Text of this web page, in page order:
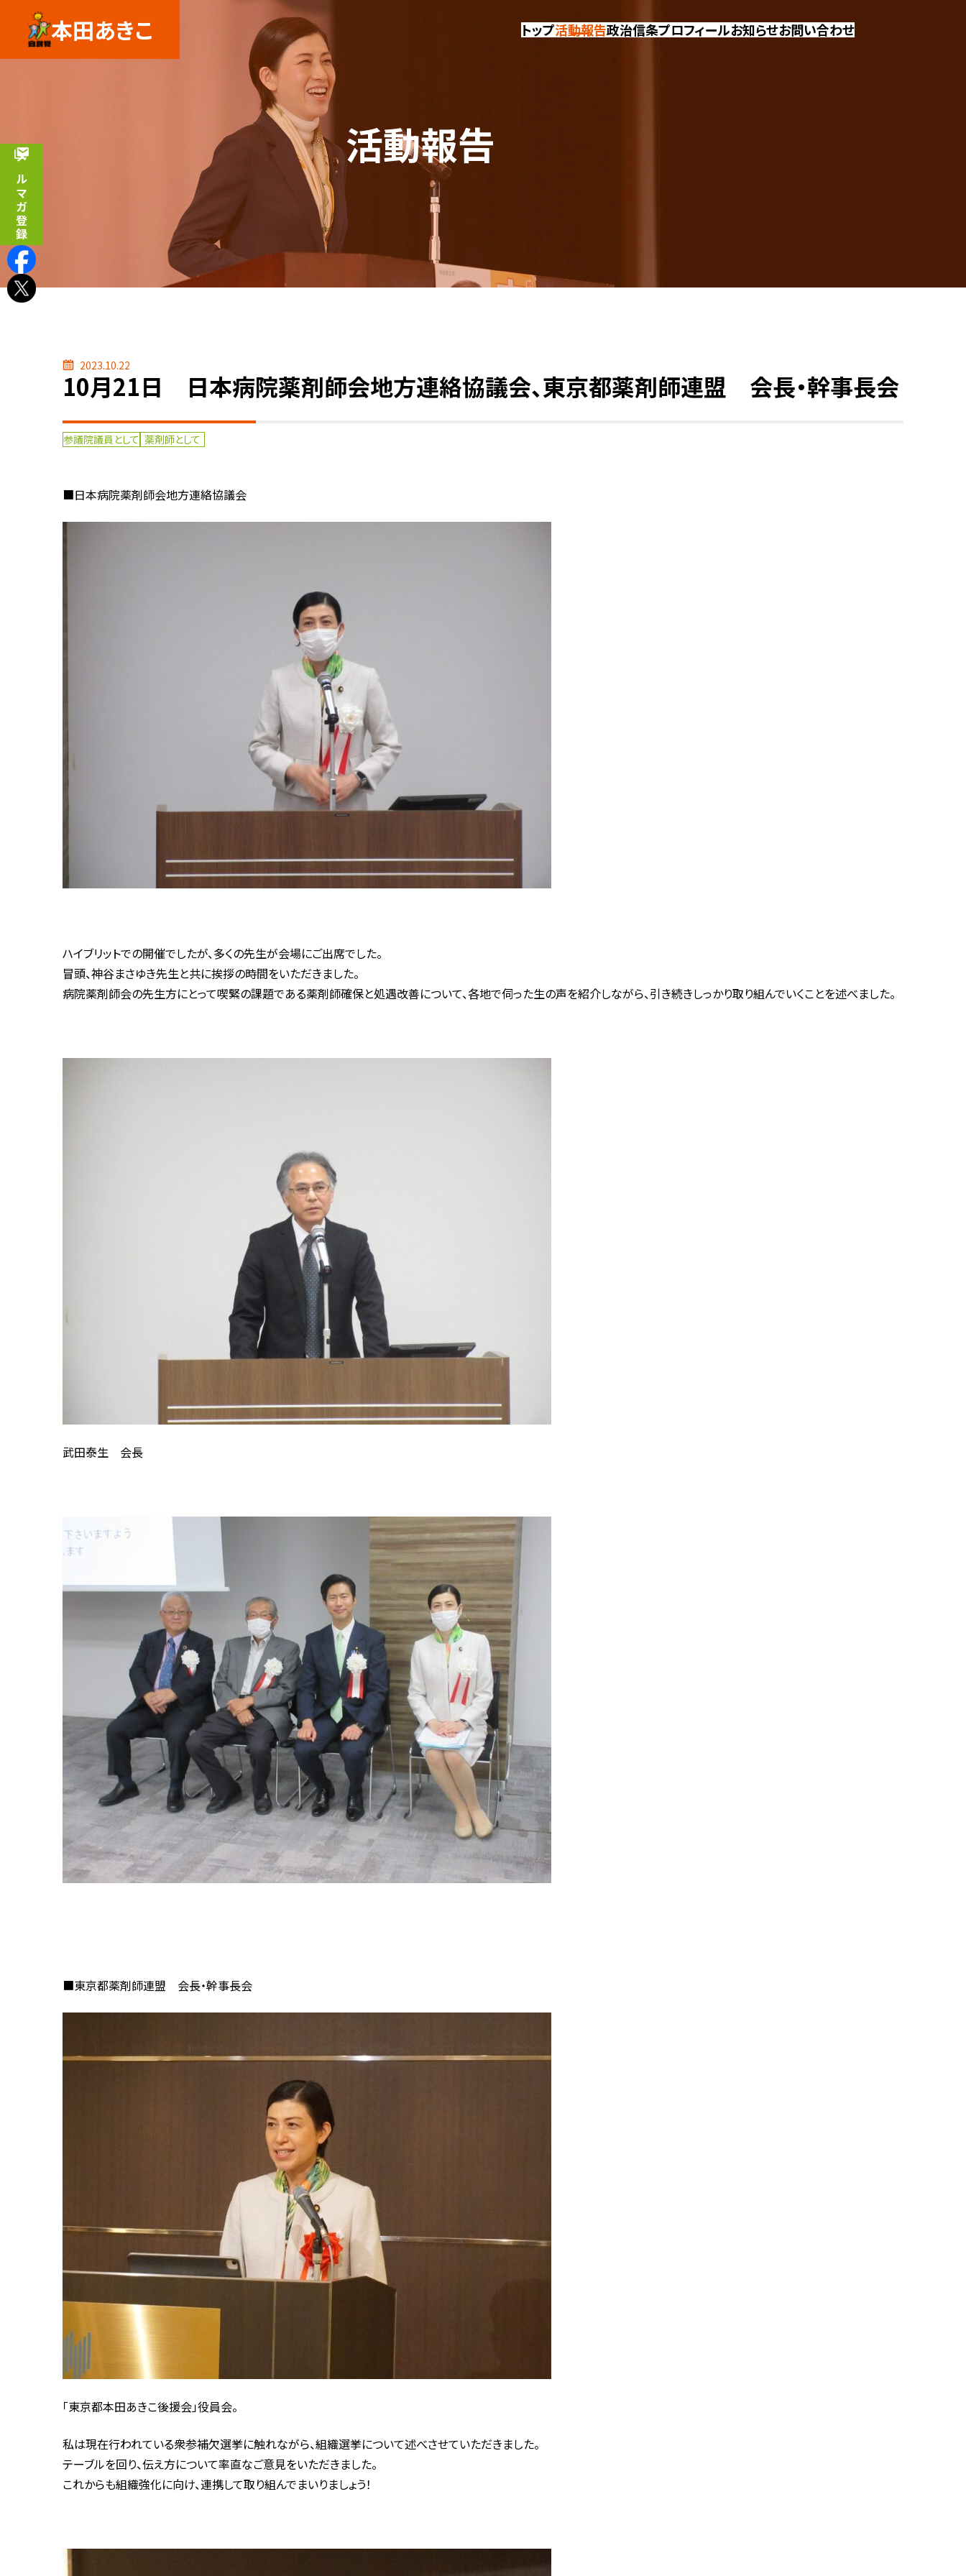
本田あきこ トップ活動報告政治信条プロフィールお知らせお問い合わせ
活動報告
メルマガ登録
2023.10.22
10月21日 日本病院薬剤師会地方連絡協議会、東京都薬剤師連盟 会長・幹事長会
参議院議員として 薬剤師として
■日本病院薬剤師会地方連絡協議会
ハイブリットでの開催でしたが、多くの先生が会場にご出席でした。
冒頭、神谷まさゆき先生と共に挨拶の時間をいただきました。
病院薬剤師会の先生方にとって喫緊の課題である薬剤師確保と処遇改善について、各地で伺った生の声を紹介しながら、引き続きしっかり取り組んでいくことを述べました。
武田泰生 会長
■東京都薬剤師連盟 会長・幹事長会
「東京都本田あきこ後援会」役員会。
私は現在行われている衆参補欠選挙に触れながら、組織選挙について述べさせていただきました。
テーブルを回り、伝え方について率直なご意見をいただきました。
これからも組織強化に向け、連携して取り組んでまいりましょう！